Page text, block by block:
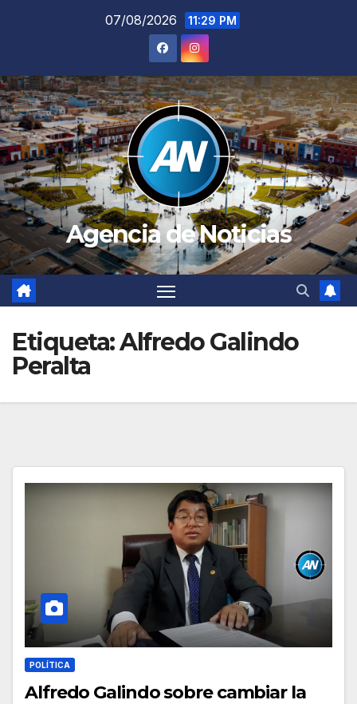
07/08/2026 11:29 PM
Agencia de Noticias
Etiqueta:Alfredo Galindo
Peralta
POLÍTICA
Alfredo Galindo sobre cambiar la